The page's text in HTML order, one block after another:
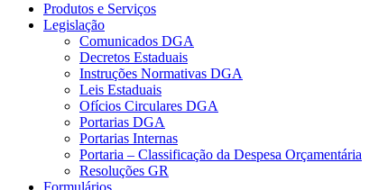
Produtos e Serviços
Legislação
Comunicados DGA
Decretos Estaduais
Instruções Normativas DGA
Leis Estaduais
Ofícios Circulares DGA
Portarias DGA
Portarias Internas
Portaria – Classificação da Despesa Orçamentária
Resoluções GR
Formulários